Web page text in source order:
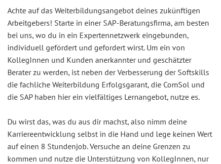
Achte auf das Weiterbildungsangebot deines zukünftigen
Arbeitgebers! Starte in einer SAP-Beratungsfirma, am besten
bei uns, wo du in ein Expertennetzwerk eingebunden,
individuell gefördert und gefordert wirst. Um ein von
KollegInnen und Kunden anerkannter und geschätzter
Berater zu werden, ist neben der Verbesserung der Softskills
die fachliche Weiterbildung Erfolgsgarant, die ComSol und
die SAP haben hier ein vielfältiges Lernangebot, nutze es.
Du wirst das, was du aus dir machst, also nimm deine
Karriereentwicklung selbst in die Hand und lege keinen Wert
auf einen 8 Stundenjob. Versuche an deine Grenzen zu
kommen und nutze die Unterstützung von KollegInnen, nur